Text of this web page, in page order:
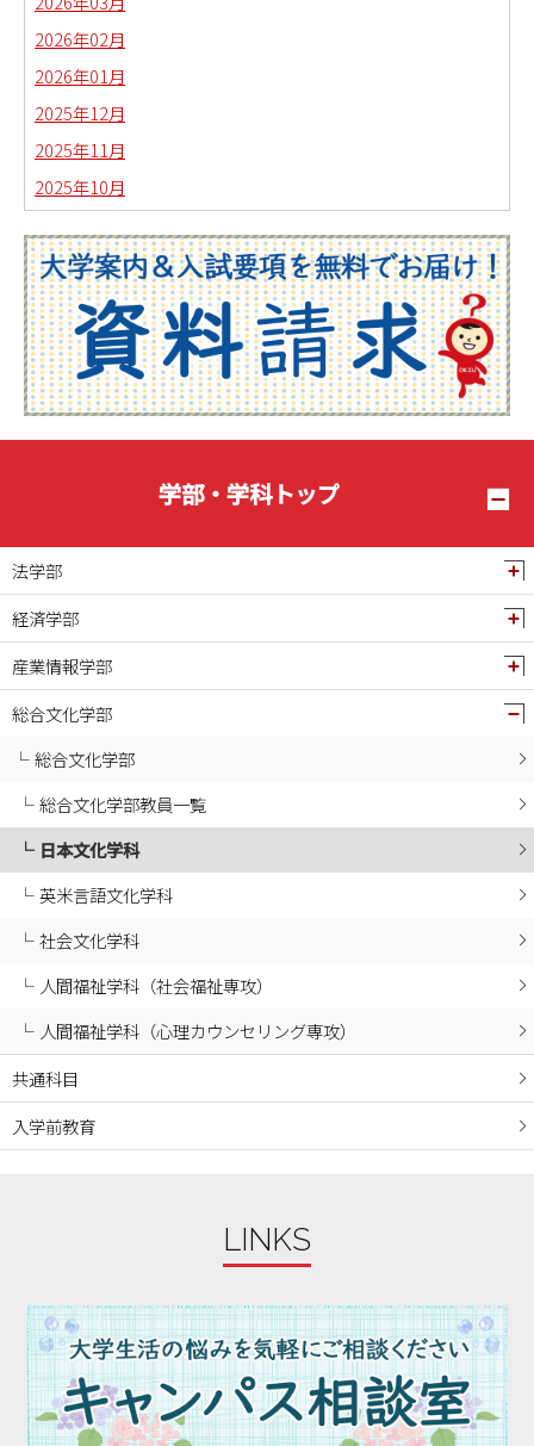
2026年02月
2026年01月
2025年12月
2025年11月
2025年10月
2025年08月
2025年07月
2025年06月
2025年05月
2025年04月
2025年03月
2024年12月
2024年11月
2024年10月
2024年09月
2024年08月
2024年05月
2024年04月
2024年03月
2024年02月
2023年12月
2023年11月
2023年10月
2023年09月
2023年08月
2023年03月
2023年02月
2023年01月
学部・学科トップ
法学部
経済学部
産業情報学部
総合文化学部
総合文化学部
総合文化学部教員一覧
日本文化学科
英米言語文化学科
社会文化学科
人間福祉学科（社会福祉専攻）
人間福祉学科（心理カウンセリング専攻）
共通科目
入学前教育
LINKS